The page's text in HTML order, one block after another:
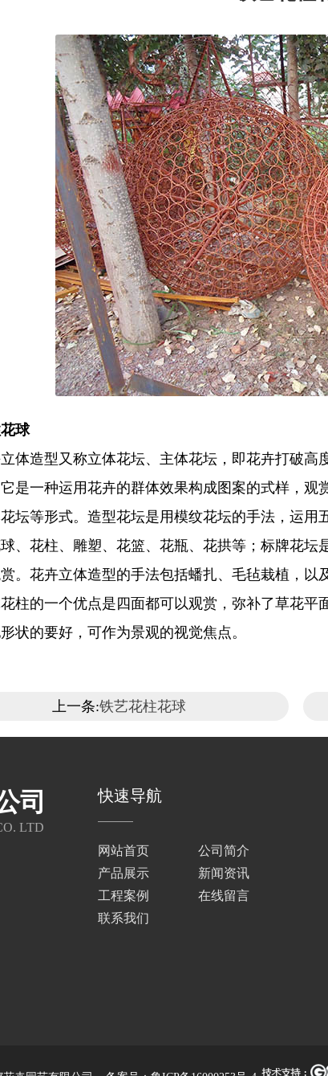
球
造型又称立体花坛、主体花坛，即花卉打破高
是一种运用花卉的群体效果构成图案的式样，
坛等形式。造型花坛是用模纹花坛的手法，运用
、花柱、雕塑、花篮、花瓶、花拱等；标牌花坛
。花卉立体造型的手法包括蟠扎、毛毡栽植，以
的一个优点是四面都可以观赏，弥补了草花平
状的要好，可作为景观的视觉焦点。
上一条:铁艺花柱花球
司
LTD
快速导航
网站首页
公司简介
产品展示
新闻资讯
工程案例
在线留言
联系我们